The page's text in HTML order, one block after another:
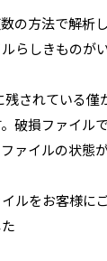
の方法で解析
らしきものが
されている僅
破損ファイル
ァイルの状態
ルをお客様に